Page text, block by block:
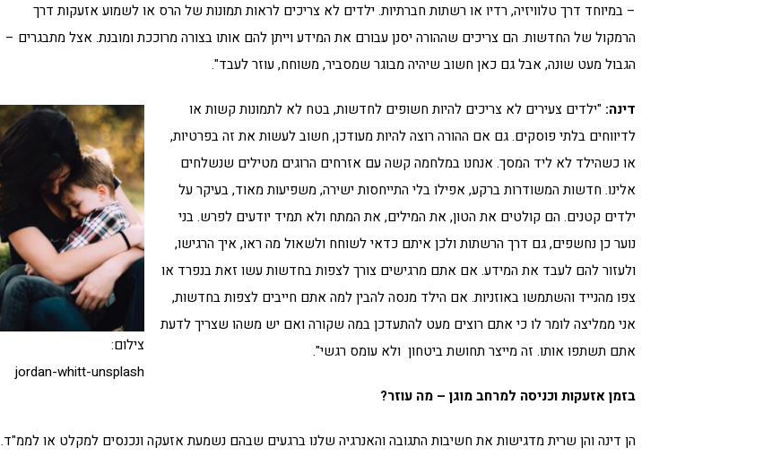
– במיוחד דרך טלוויזיה, רדיו או רשתות חברתיות. ילדים לא צריכים לראות תמונות של הרס או לשמוע אזעקות דרך
הרמקול של החדשות. הם צריכים שההורה יסנן עבורם את המידע וייתן להם אותו בצורה מרוככת ומובנת. אצל מתבגרים –
הגבול מעט שונה, אבל גם כאן חשוב שיהיה מבוגר שמסביר, משוחח, עוזר לעבד".
צילום:
jordan-whitt-unsplash
דינה: "ילדים צעירים לא צריכים להיות חשופים לחדשות, בטח לא לתמונות קשות או
לדיווחים בלתי פוסקים. גם אם ההורה רוצה להיות מעודכן, חשוב לעשות את זה בפרטיות,
או כשהילד לא ליד המסך. אנחנו במלחמה קשה עם אזרחים הרוגים מטילים שנשלחים
אלינו. חדשות המשודרות ברקע, אפילו בלי התייחסות ישירה, משפיעות מאוד, בעיקר על
ילדים קטנים. הם קולטים את הטון, את המילים, את המתח ולא תמיד יודעים לפרש. בני
נוער כן נחשפים, גם דרך הרשתות ולכן איתם כדאי לשוחח ולשאול מה ראו, איך הרגישו,
ולעזור להם לעבד את המידע. אם אתם מרגישים צורך לצפות בחדשות עשו זאת בנפרד או
צפו מהנייד והשתמשו באוזניות. אם הילד מנסה להבין למה אתם חייבים לצפות בחדשות,
אני ממליצה לומר לו כי אתם רוצים מעט להתעדכן במה שקורה ואם יש משהו שצריך לדעת
אתם תשתפו אותו. זה מייצר תחושת ביטחון ולא עומס רגשי".
בזמן אזעקות וכניסה למרחב מוגן – מה עוזר?
הן דינה והן שרית מדגישות את חשיבות התגובה והאנרגיה שלנו ברגעים שבהם נשמעת אזעקה ונכנסים למקלט או לממ"ד.